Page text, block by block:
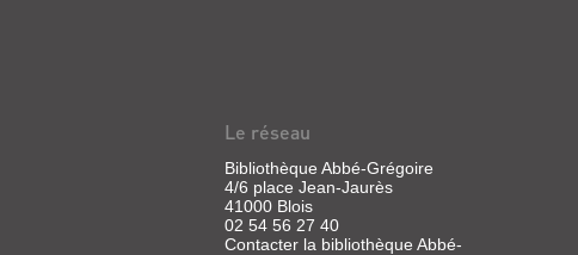
Le réseau
Bibliothèque Abbé-Grégoire
4/6 place Jean-Jaurès
41000 Blois
02 54 56 27 40
Contacter la bibliothèque Abbé-